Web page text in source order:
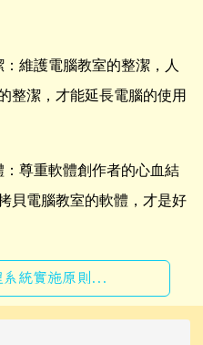
維護電腦教室的整潔，人
整潔，才能延長電腦的使用
尊重軟體創作者的心血結
貝電腦教室的軟體，才是好
統實施原則...